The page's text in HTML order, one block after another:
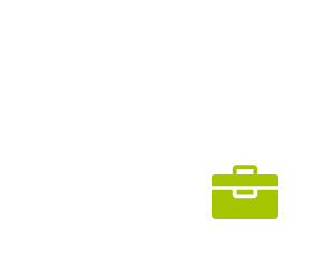
